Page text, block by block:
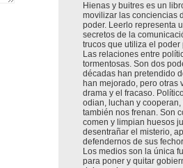
Hienas y buitres es un
movilizar las conciencias
poder. Leerlo representa
secretos de la
trucos que utiliza el
Las relaciones entre
tormentosas. Son dos
décadas han pretendido
han mejorado, pero otras
drama y el fracaso.
odian, luchan y
también nos frenan. Son
comen y limpian huesos
desentrañar el misterio,
defendernos de sus
Los medios son la única
para poner y quitar